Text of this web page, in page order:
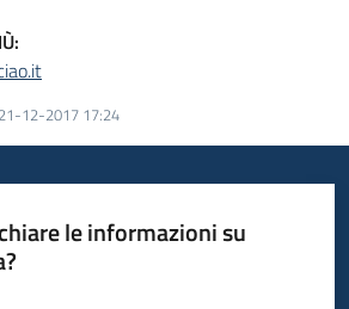
21-12-2017 17:24
le informazioni su